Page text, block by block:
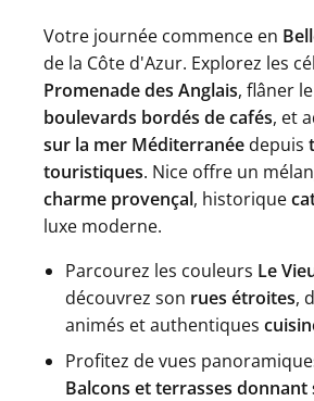
Votre journée commence en
de la Côte d'Azur. Explorez les
Promenade des Anglais, flâner
boulevards bordés de cafés, et
sur la mer Méditerranée depuis
touristiques. Nice offre un
charme provençal, historique
luxe moderne.
Parcourez les couleurs Le
découvrez son rues étroites,
animés et authentiques
Profitez de vues
Balcons et terrasses donnant